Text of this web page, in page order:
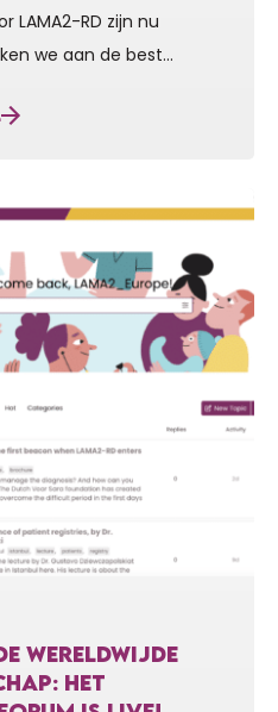
LAMA2-RD zijn nu
we aan de best
alleen in voor
zorg voor
deze zeldzame
een genezende…
WERELDWIJDE
HET